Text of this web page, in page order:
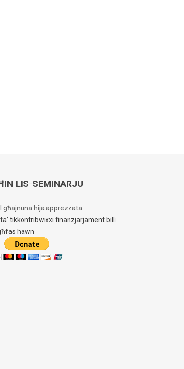
LIS-SEMINARJU
għajnuna hija apprezzata.
tikkontribwixxi finanzjarjament billi
hawn